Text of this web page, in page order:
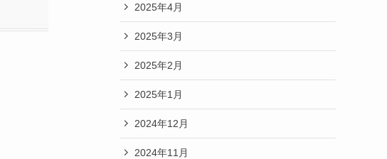
2025年4月
2025年3月
2025年2月
2025年1月
2024年12月
2024年11月